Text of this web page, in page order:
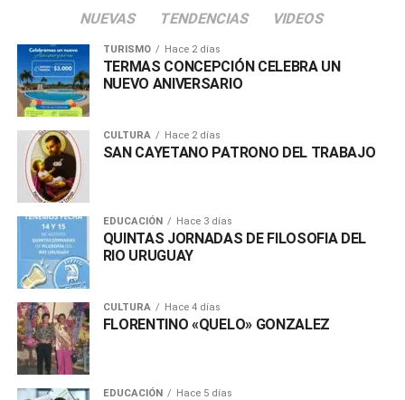
NUEVAS TENDENCIAS VIDEOS
TURISMO Hace 2 días
TERMAS CONCEPCIÓN CELEBRA UN
NUEVO ANIVERSARIO
CULTURA Hace 2 días
SAN CAYETANO PATRONO DEL TRABAJO
EDUCACIÓN Hace 3 días
QUINTAS JORNADAS DE FILOSOFIA DEL
RIO URUGUAY
CULTURA Hace 4 días
FLORENTINO «QUELO» GONZALEZ
EDUCACIÓN Hace 5 días